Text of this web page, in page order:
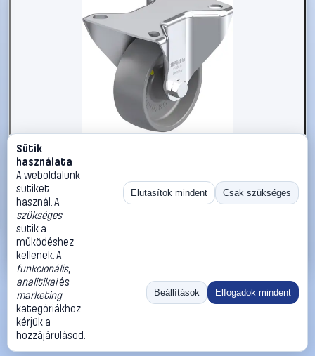
#3050861
Blickle 936908 B-PO 80G-ELS Acéllemez rögzített görgő
KerékØ: 80 mm Teherbírás (max.): 220 kg 1 db
Blickle Görgők, kerekek
14 990 Ft
Kosárba
«
Ugrás:
Méret:
Rendezés:
©2026
ThermoScope
ÁSZF
Cégbemutató
Sütik
használata
A weboldalunk
sütiket
használ. A
szükséges
sütik a
működéshez
kellenek. A
funkcionális,
analitikaiés
marketing
kategóriákhoz
kérjük a
hozzájárulásod.
Elutasítok mindent Csak szükséges
Beállítások Elfogadok mindent